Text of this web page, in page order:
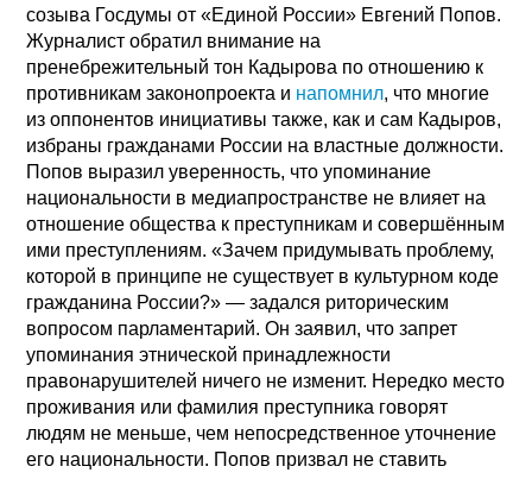
созыва Госдумы от «Единой России» Евгений Попов.
Журналист обратил внимание на
пренебрежительный тон Кадырова по отношению к
противникам законопроекта и напомнил, что многие
из оппонентов инициативы также, как и сам Кадыров,
избраны гражданами России на властные должности.
Попов выразил уверенность, что упоминание
национальности в медиапространстве не влияет на
отношение общества к преступникам и совершённым
ими преступлениям. «Зачем придумывать проблему,
которой в принципе не существует в культурном коде
гражданина России?» — задался риторическим
вопросом парламентарий. Он заявил, что запрет
упоминания этнической принадлежности
правонарушителей ничего не изменит. Нередко место
проживания или фамилия преступника говорят
людям не меньше, чем непосредственное уточнение
его национальности. Попов призвал не ставить